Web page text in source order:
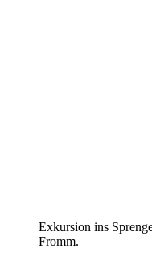
Exkursion ins
Fromm.